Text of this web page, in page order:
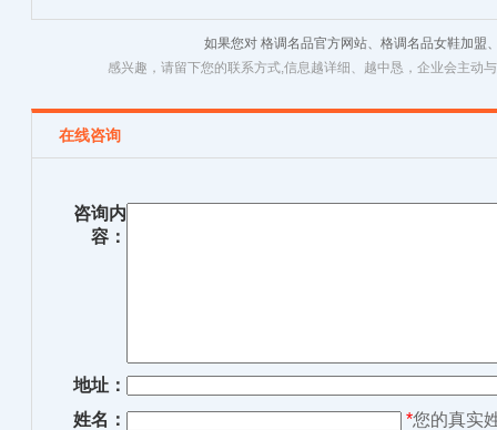
如果您对 格调名品官方网站、格调名品女鞋加盟
感兴趣，请留下您的联系方式,信息越详细、越中恳，企业会主动
在线咨询
咨询内
容：
地址：
姓名：
*您的真实